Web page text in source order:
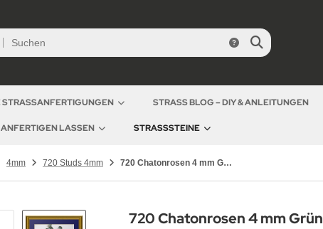
STRASS BLOG – DIY & ANLEITUNGEN
LASSEN STRASSSTEINE
4mm 720 Studs 4mm 720 Chatonrosen 4 mm Grün
720 Chatonrosen 4 mm Grün